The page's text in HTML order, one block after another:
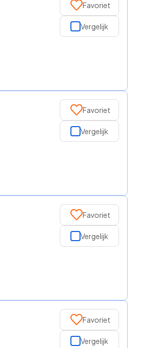
Favoriet
Vergelijk
Favoriet
Vergelijk
Favoriet
Vergelijk
Favoriet
Vergelijk